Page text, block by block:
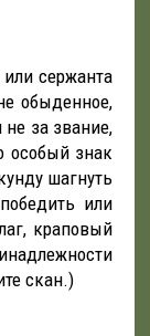
сержанта
обыденное,
за звание,
особый знак
шагнуть
или
краповый
скан.)